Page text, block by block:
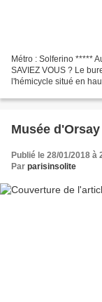
Métro : Solferino *****
SAVIEZ VOUS ? Le
l'hémicycle situé en
Musée
Publié le 28/01/2018 à
Par parisinsolite